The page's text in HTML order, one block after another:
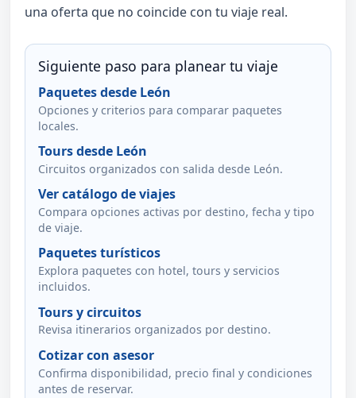
una oferta que no coincide con tu viaje real.
Siguiente paso para planear tu viaje
Paquetes desde León
Opciones y criterios para comparar paquetes
locales.
Tours desde León
Circuitos organizados con salida desde León.
Ver catálogo de viajes
Compara opciones activas por destino, fecha y tipo
de viaje.
Paquetes turísticos
Explora paquetes con hotel, tours y servicios
incluidos.
Tours y circuitos
Revisa itinerarios organizados por destino.
Cotizar con asesor
Confirma disponibilidad, precio final y condiciones
antes de reservar.